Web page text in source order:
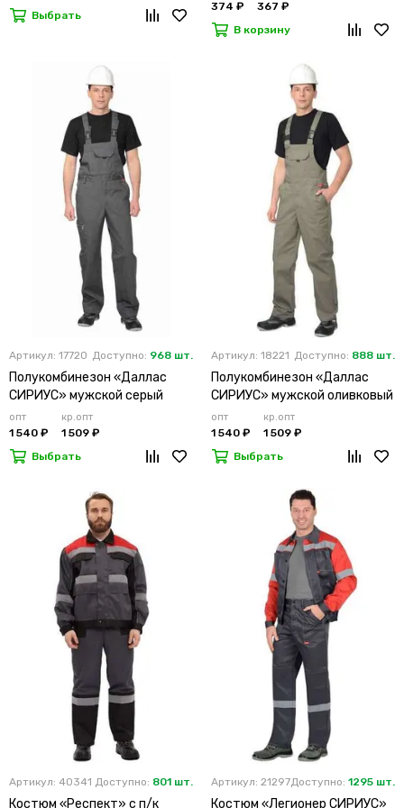
Выбрать
374 ₽
367 ₽
В корзину
Артикул: 17720 Доступно: 968 шт.
Полукомбинезон «Даллас
СИРИУС» мужской серый
опт
1 540 ₽
кр.опт
1 509 ₽
Выбрать
Артикул: 18221 Доступно: 888 шт.
Полукомбинезон «Даллас
СИРИУС» мужской оливковый
опт
1 540 ₽
кр.опт
1 509 ₽
Выбрать
Артикул: 40341 Доступно: 801 шт.
Костюм «Респект» с п/к
Артикул: 21297Доступно: 1295 шт.
Костюм «Легионер СИРИУС»